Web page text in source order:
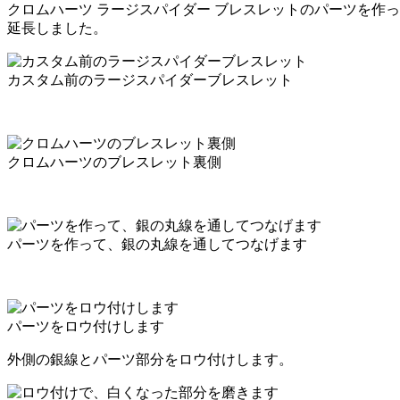
クロムハーツ ラージスパイダー ブレスレットのパーツを作
延長しました。
カスタム前のラージスパイダーブレスレット
クロムハーツのブレスレット裏側
パーツを作って、銀の丸線を通してつなげます
パーツをロウ付けします
外側の銀線とパーツ部分をロウ付けします。